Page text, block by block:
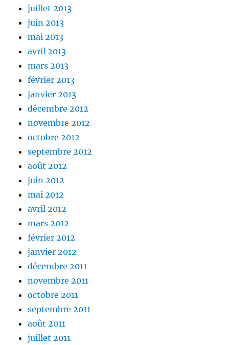
juillet 2013
juin 2013
mai 2013
avril 2013
mars 2013
février 2013
janvier 2013
décembre 2012
novembre 2012
octobre 2012
septembre 2012
août 2012
juin 2012
mai 2012
avril 2012
mars 2012
février 2012
janvier 2012
décembre 2011
novembre 2011
octobre 2011
septembre 2011
août 2011
juillet 2011